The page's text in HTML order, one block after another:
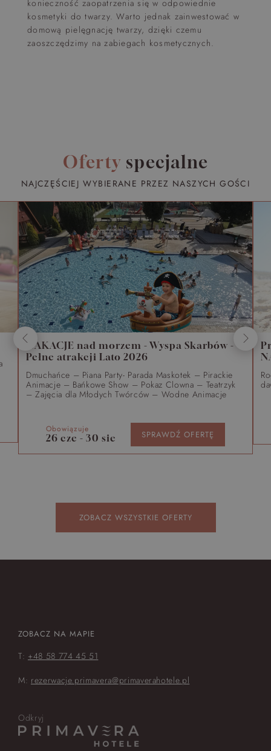
konieczność zaopatrzenia się w odpowiednie
kosmetyki do twarzy. Warto jednak zainwestować w
domową pielęgnację twarzy, dzięki czemu
zaoszczędzimy na zabiegach kosmetycznych.
Oferty specjalne
NAJCZĘŚCIEJ WYBIERANE PRZEZ NASZYCH GOŚCI
WAKACJE nad morzem - Wyspa Skarbów -
Pełne atrakcji Lato 2026
Dmuchańce – Piana Party- Parada Maskotek – Pirackie
Animacje – Bańkowe Show – Pokaz Clowna – Teatrzyk
– Zajęcia dla Młodych Twórców – Wodne Animacje
26 cze - 30 sie
Obowiązuje SPRAWDŹ OFERTĘ
ZOBACZ WSZYSTKIE OFERTY
ZOBACZ NA MAPIE
T: +48 58 774 45 51
M: rezerwacje.primavera@primaverahotele.pl
Odkryj